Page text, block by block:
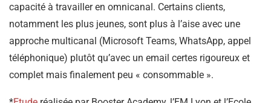
capacité à travailler en omnicanal. Certains clients,
notamment les plus jeunes, sont plus à l’aise avec une
approche multicanal (Microsoft Teams, WhatsApp, appel
téléphonique) plutôt qu’avec un email certes rigoureux et
complet mais finalement peu « consommable ».